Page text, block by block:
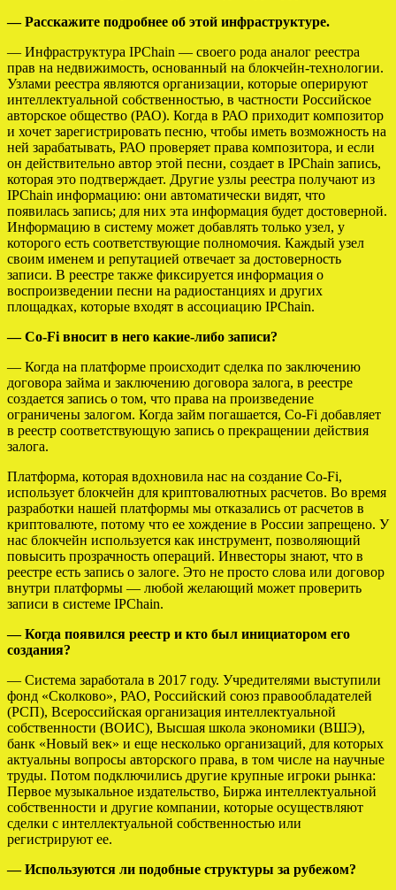
— Расскажите подробнее об этой инфраструктуре.
— Инфраструктура IPChain — своего рода аналог реестра
прав на недвижимость, основанный на блокчейн-технологии.
Узлами реестра являются организации, которые оперируют
интеллектуальной собственностью, в частности Российское
авторское общество (РАО). Когда в РАО приходит композитор
и хочет зарегистрировать песню, чтобы иметь возможность на
ней зарабатывать, РАО проверяет права композитора, и если
он действительно автор этой песни, создает в IPChain запись,
которая это подтверждает. Другие узлы реестра получают из
IPChain информацию: они автоматически видят, что
появилась запись; для них эта информация будет достоверной.
Информацию в систему может добавлять только узел, у
которого есть соответствующие полномочия. Каждый узел
своим именем и репутацией отвечает за достоверность
записи. В реестре также фиксируется информация о
воспроизведении песни на радиостанциях и других
площадках, которые входят в ассоциацию IPChain.
— Co-Fi вносит в него какие-либо записи?
— Когда на платформе происходит сделка по заключению
договора займа и заключению договора залога, в реестре
создается запись о том, что права на произведение
ограничены залогом. Когда займ погашается, Co-Fi добавляет
в реестр соответствующую запись о прекращении действия
залога.
Платформа, которая вдохновила нас на создание Co-Fi,
использует блокчейн для криптовалютных расчетов. Во время
разработки нашей платформы мы отказались от расчетов в
криптовалюте, потому что ее хождение в России запрещено. У
нас блокчейн используется как инструмент, позволяющий
повысить прозрачность операций. Инвесторы знают, что в
реестре есть запись о залоге. Это не просто слова или договор
внутри платформы — любой желающий может проверить
записи в системе IPChain.
— Когда появился реестр и кто был инициатором его
создания?
— Система заработала в 2017 году. Учредителями выступили
фонд «Сколково», РАО, Российский союз правообладателей
(РСП), Всероссийская организация интеллектуальной
собственности (ВОИС), Высшая школа экономики (ВШЭ),
банк «Новый век» и еще несколько организаций, для которых
актуальны вопросы авторского права, в том числе на научные
труды. Потом подключились другие крупные игроки рынка:
Первое музыкальное издательство, Биржа интеллектуальной
собственности и другие компании, которые осуществляют
сделки с интеллектуальной собственностью или
регистрируют ее.
— Используются ли подобные структуры за рубежом?